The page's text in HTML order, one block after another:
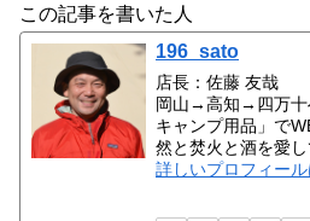
この記事を書いた人
196_sato
店長：佐藤 友哉
岡山→高知→四万十
キャンプ用品」で
然と焚火と酒を愛
詳しいプロフィー